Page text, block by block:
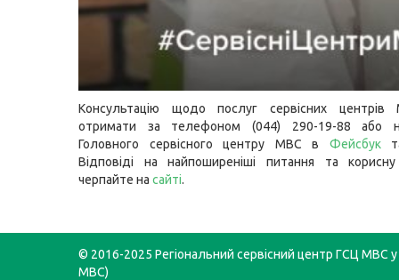
Консультацію щодо послуг сервісних
отримати за телефоном (044) 290-19-88 або
Головного сервісного центру МВС в Фейсбук
Відповіді на найпоширеніші питання та
черпайте на сайті.
© 2016-2025 Регіональний сервісний центр ГСЦ МВС у
МВС)